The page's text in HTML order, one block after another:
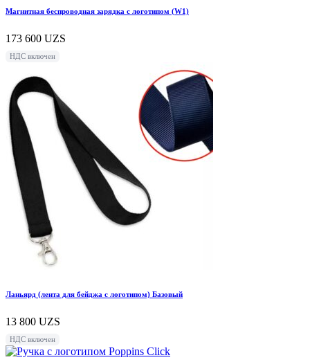
Магнитная беспроводная зарядка с логотипом (W1)
173 600 UZS
НДС включен
Ланьярд (лента для бейджа с логотипом) Базовый
13 800 UZS
НДС включен